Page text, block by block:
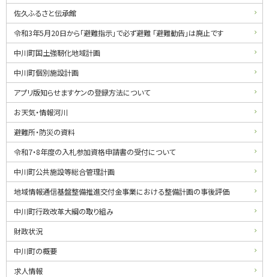
佐久ふるさと伝承館
令和3年5月20日から「避難指示」で必ず避難 「避難勧告」は廃止です
中川町国土強靭化地域計画
中川町個別施設計画
アプリ版知らせますケンの登録方法について
お天気・情報河川
避難所・防災の資料
令和7・8年度の入札参加資格申請書の受付について
中川町公共施設等総合管理計画
地域情報通信基盤整備推進交付金事業における整備計画の事後評価
中川町行政改革大綱の取り組み
財政状況
中川町の概要
求人情報